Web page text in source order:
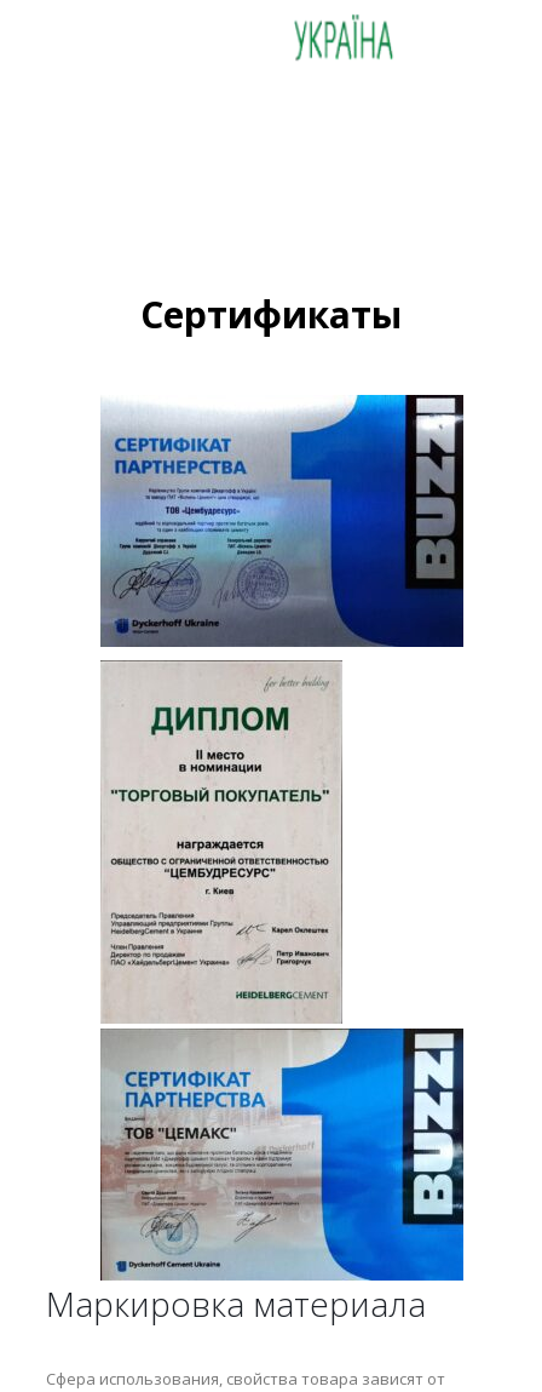
Сертификаты
Маркировка материала
Сфера использования, свойства товара зависят от